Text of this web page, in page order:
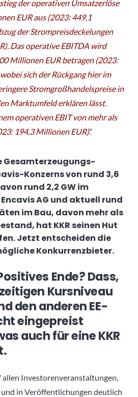
der operativen Umsatzerlöse
EUR aus (2023: 449,1
der Strompreisdeckelungen
Das operative EBITDA wird
Millionen EUR betragen (2023:
sich der Rückgang hier im
Stromgroßhandelspreise in
Marktumfeld erklären lässt.
operativen EBIT von mehr als
194,3 Millionen EUR).“
Gesamterzeugungs-
Konzerns von rund 3,6
rund 2,2 GW im
AG und aktuell rund
im Bau, davon mehr als
hat KKR seinen Hut
Jetzt entscheiden die
Konkurrenzbieter.
Ende? Dass,
Kursniveau
den anderen EE-
eingepreist
auch für eine KKR
Investorenveranstaltungen,
in Veröffentlichungen deutlich